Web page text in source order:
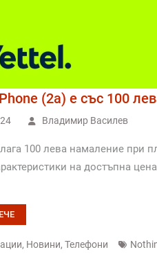
(2а) е със 100
Владимир Василев
100 лева намаление при
на достъпна
, Новини, Телефони